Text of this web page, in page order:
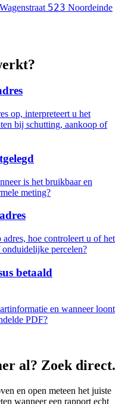
Wagenstraat 523 Noordeinde
op, interpreteert u het
bij schutting, aankoop of
is het bruikbaar en
meting?
hoe controleert u of het
percelen?
betaald
en wanneer loont
PDF?
al? Zoek direct.
en open meteen het juiste
wanneer een rapport echt